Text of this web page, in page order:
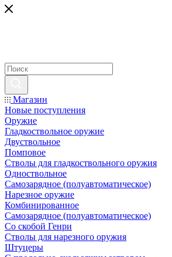
Магазин
Новые поступления
Оружие
Гладкоствольное оружие
Двуствольное
Помповое
Стволы для гладкоствольного оружия
Одноствольное
Самозарядное (полуавтоматическое)
Нарезное оружие
Комбинированное
Самозарядное (полуавтоматическое)
Со скобой Генри
Стволы для нарезного оружия
Штуцеры